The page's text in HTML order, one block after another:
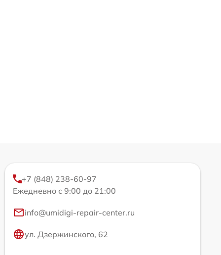
+7 (848) 238-60-97
Ежедневно с 9:00 до 21:00
info@umidigi-repair-center.ru
ул. Дзержинского, 62